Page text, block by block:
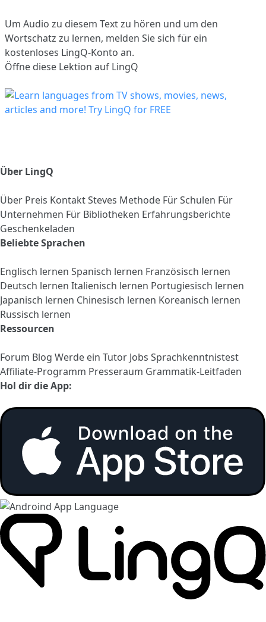
Um Audio zu diesem Text zu hören und um den
Wortschatz zu lernen, melden Sie sich für ein
kostenloses LingQ-Konto an.
Öffne diese Lektion auf LingQ
Über LingQ
Über Preis KontaktSteves Methode Für Schulen Für
Unternehmen Für Bibliotheken Erfahrungsberichte
Geschenkeladen
Beliebte Sprachen
Englisch lernen Spanisch lernen Französisch lernen
Deutsch lernen Italienisch lernen Portugiesisch lernen
Japanisch lernen Chinesisch lernen Koreanisch lernen
Russisch lernen
Ressourcen
Forum Blog Werde ein Tutor Jobs Sprachkenntnistest
Affiliate-Programm Presseraum Grammatik-Leitfaden
Hol dir die App: